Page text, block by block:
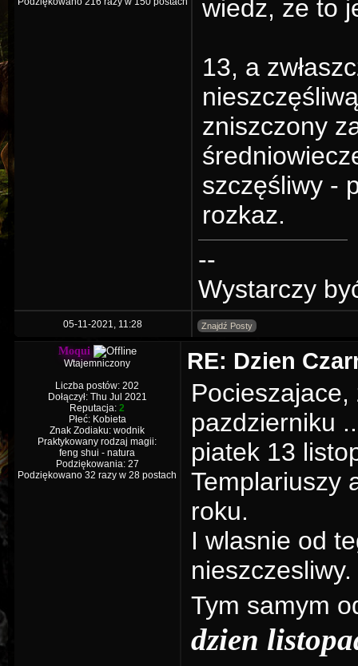
wiedz, że to
13, a
zniszczony
szczęśliwy -
rozkaz.
--
Wystarczy
05-11-2021, 11:28 Znajdź Posty
Moqui
Wtajemniczony
Liczba postów: 202
Dołączył: Thu Jul 2021
Reputacja: 2
Płeć: Kobieta
Znak Zodiaku: wodnik
Praktykowany rodzaj magii:
feng shui - natura
Podziękowania: 27
Podziękowano 32 razy w 28 postach
RE: Dzien
pazdzierniku
piatek 13
Templariuszy
roku.
I wlasnie od
nieszczesliwy.
Tym samym
dzien